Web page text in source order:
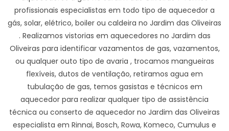
profissionais especialistas em todo tipo de aquecedor a
gás, solar, elétrico, boiler ou caldeira no Jardim das Oliveiras
. Realizamos vistorias em aquecedores no Jardim das
Oliveiras para identificar vazamentos de gas, vazamentos,
ou qualquer outo tipo de avaria , trocamos mangueiras
flexíveis, dutos de ventilação, retiramos agua em
tubulação de gas, temos gasistas e técnicos em
aquecedor para realizar qualquer tipo de assistência
técnica ou conserto de aquecedor no Jardim das Oliveiras
especialista em Rinnai, Bosch, Rowa, Komeco, Cumulus e